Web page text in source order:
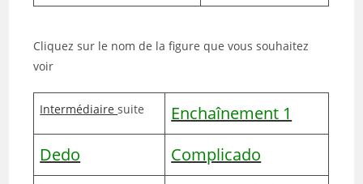
Cliquez sur le nom de la figure que vous souhaitez
voir
Intermédiairesuite
Enchaînement 1
Dedo
Complicado